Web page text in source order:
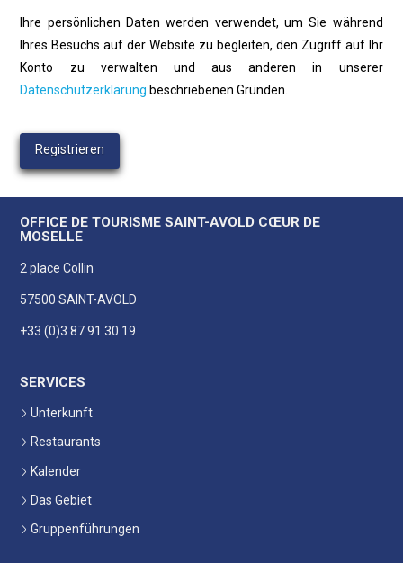
Ihre persönlichen Daten werden verwendet, um Sie während
Ihres Besuchs auf der Website zu begleiten, den Zugriff auf Ihr
Konto zu verwalten und aus anderen in unserer
Datenschutzerklärung beschriebenen Gründen.
Registrieren
OFFICE DE TOURISME SAINT-AVOLD CŒUR DE
MOSELLE
2 place Collin
57500 SAINT-AVOLD
+33 (0)3 87 91 30 19
SERVICES
Unterkunft
Restaurants
Kalender
Das Gebiet
Gruppenführungen